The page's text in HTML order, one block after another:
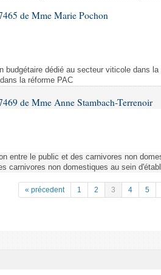
de Mme Marie Pochon
budgétaire dédié au secteur viticole dans
la réforme PAC
de Mme Anne Stambach-Terrenoir
entre le public et des carnivores non
carnivores non domestiques au sein
« précedent 1 2 3 4 5